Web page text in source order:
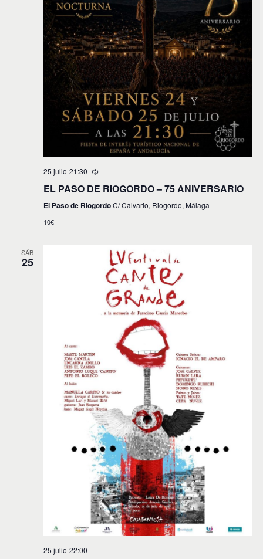
25 julio-21:30
EL PASO DE RIOGORDO – 75 ANIVERSARIO
El Paso de RiogordoC/ Calvario, Riogordo, Málaga
10€
SÁB
25
25 julio-22:00